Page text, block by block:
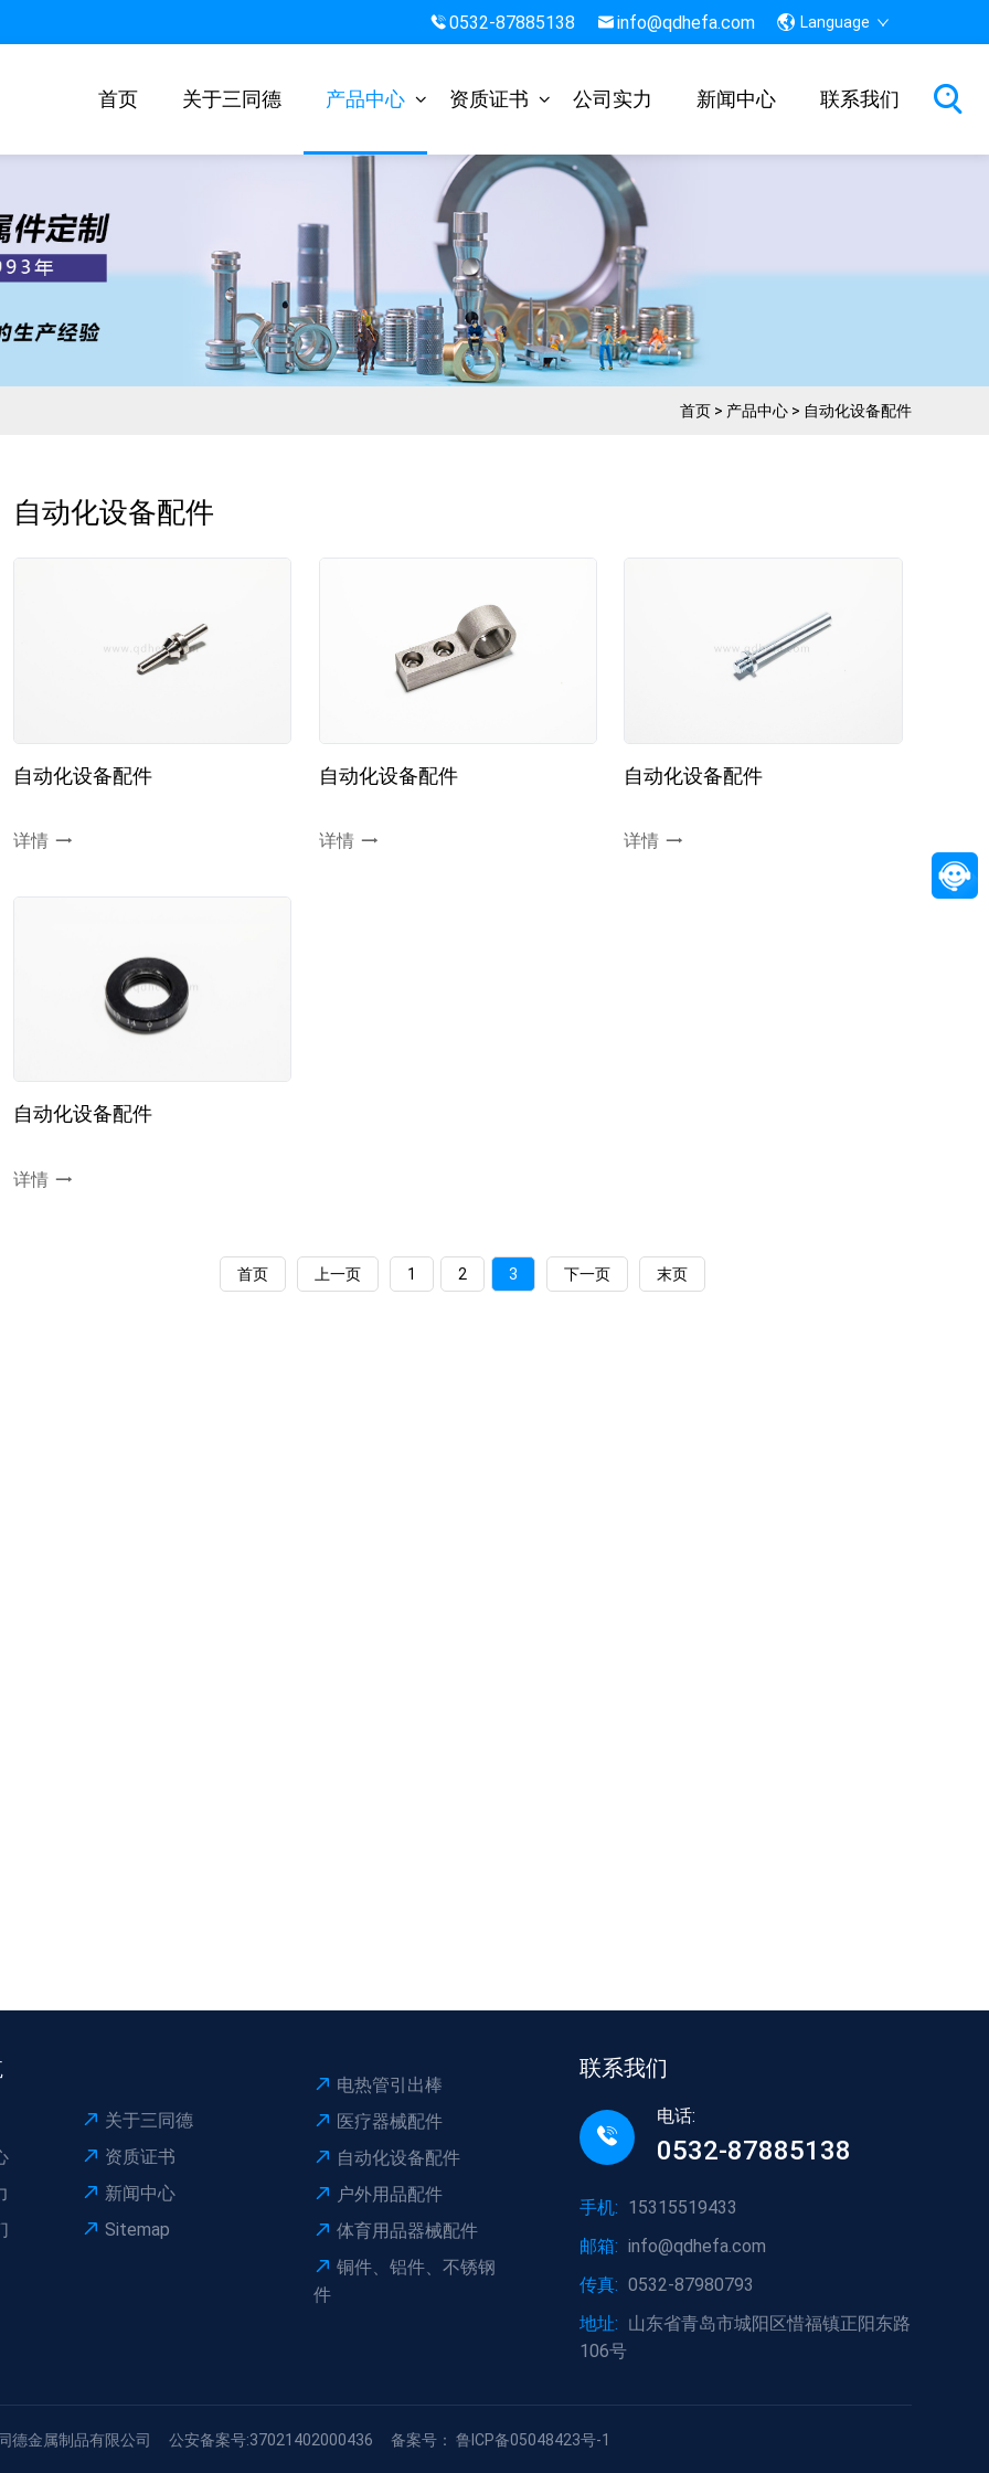
0532-87885138 info@qdhefa.com Language
首页 关于三同德 产品中心 资质证书 公司实力 新闻中心 联系我们
首页 > 产品中心 > 自动化设备配件
自动化设备配件
自动化设备配件
详情
自动化设备配件
详情
自动化设备配件
详情
自动化设备配件
详情
首页 上一页 1 2 3 下一页 末页
关于三同德
资质证书
新闻中心
Sitemap
电热管引出棒
医疗器械配件
自动化设备配件
户外用品配件
体育用品器械配件
铜件、铝件、不锈钢
件
联系我们
电话:
0532-87885138
手机: 15315519433
邮箱: info@qdhefa.com
传真: 0532-87980793
地址: 山东省青岛市城阳区惜福镇正阳东路
106号
德金属制品有限公司 公安备案号:37021402000436 备案号： 鲁ICP备05048423号-1